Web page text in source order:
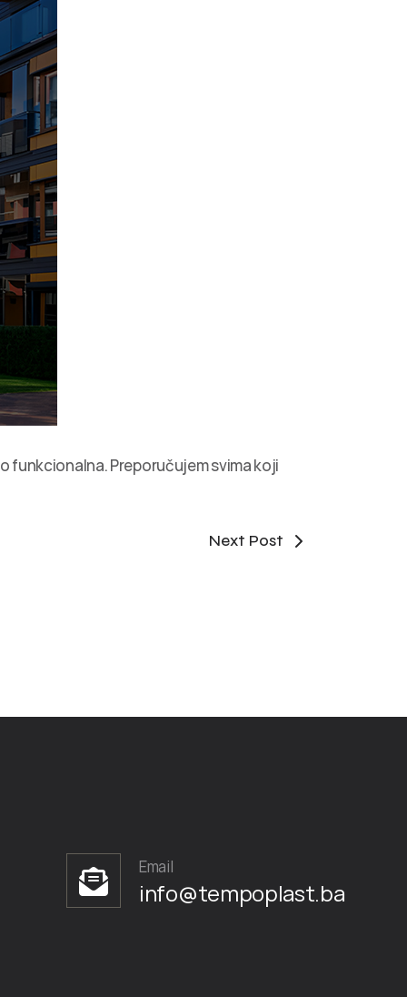
funkcionalna. Preporučujem svima koji
Next Post
Email
info@tempoplast.ba